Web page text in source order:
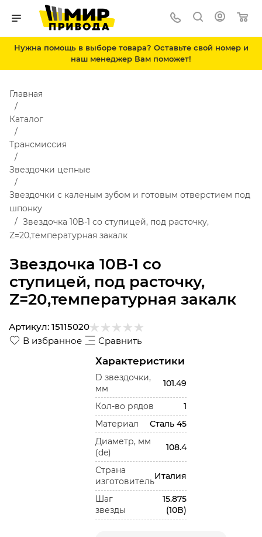
Нужна помощь в выборе товара? Оставьте свой номер и
наш менеджер Вам поможет!
Звездочка 10B-1 со
ступицей, под расточку,
Z=20,температурная закалк
Главная
Каталог
Трансмиссия
Звездочки цепные
Звездочки с каленым зубом и готовым отверстием под
шпонку
Звездочка 10B-1 со ступицей, под расточку,
Z=20,температурная закалк
В избранное Сравнить
Артикул: 15115020
Характеристики
D звездочки,
мм
101.49
Кол-во рядов
1
Материал
Сталь 45
Диаметр, мм
(de)
108.4
Страна
изготовитель
Италия
Шаг
звезды
15.875
(10B)